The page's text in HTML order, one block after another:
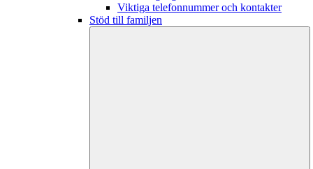
Viktiga telefonnummer och kontakter
Stöd till familjen